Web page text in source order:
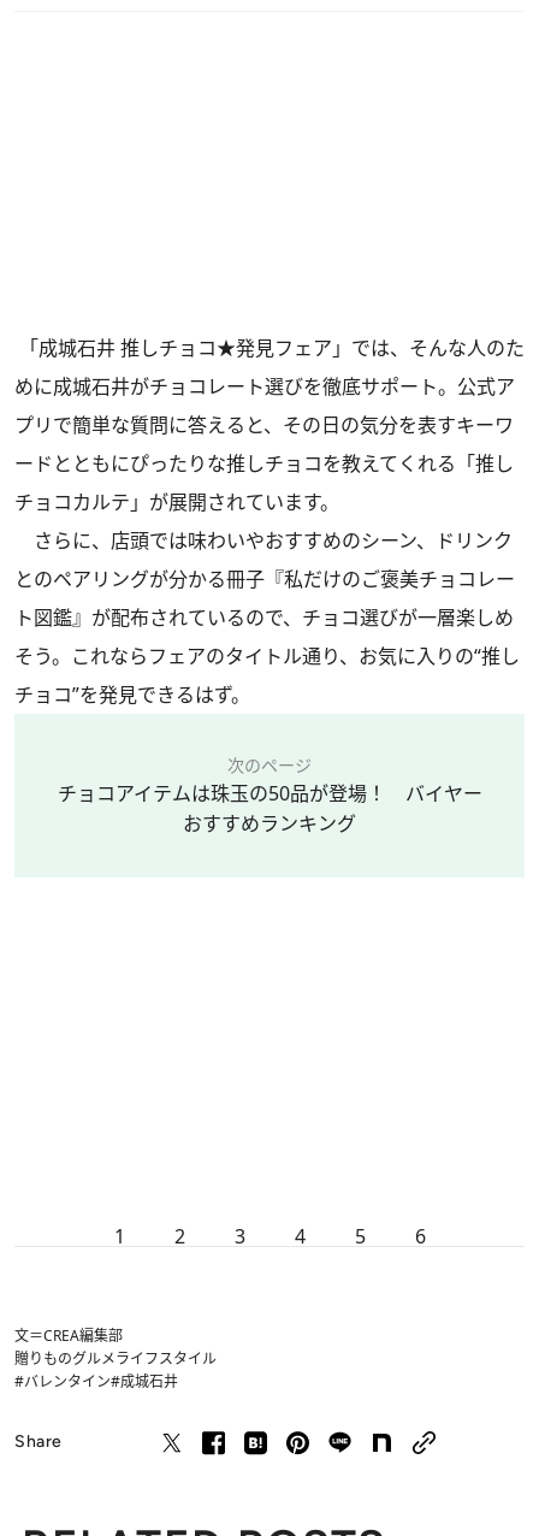
「成城石井 推しチョコ★発見フェア」では、そんな人のた
めに成城石井がチョコレート選びを徹底サポート。公式ア
プリで簡単な質問に答えると、その日の気分を表すキーワ
ードとともにぴったりな推しチョコを教えてくれる「推し
チョコカルテ」が展開されています。
さらに、店頭では味わいやおすすめのシーン、ドリンク
とのペアリングが分かる冊子『私だけのご褒美チョコレー
ト図鑑』が配布されているので、チョコ選びが一層楽しめ
そう。これならフェアのタイトル通り、お気に入りの“推し
チョコ”を発見できるはず。
次のページ
チョコアイテムは珠玉の50品が登場！ バイヤー
おすすめランキング
1 2 3 4 5 6
文＝CREA編集部
贈りものグルメライフスタイル
#バレンタイン#成城石井
Share